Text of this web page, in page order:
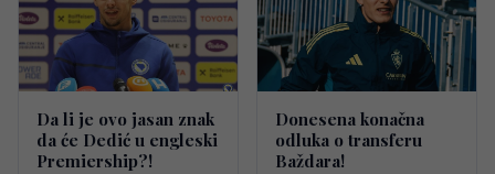
Da li je ovo jasan znak
da će Dedić u engleski
Premiership?!
Donesena konačna
odluka o transferu
Baždara!